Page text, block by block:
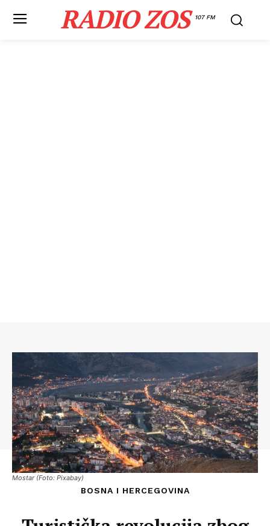
RADIO ZOS 107 FM
Mostar (Foto: Pixabay)
BOSNA I HERCEGOVINA